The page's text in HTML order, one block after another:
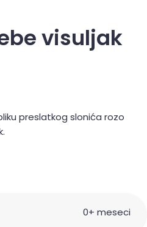
visuljak
preslatkog slonića rozo
0+ meseci